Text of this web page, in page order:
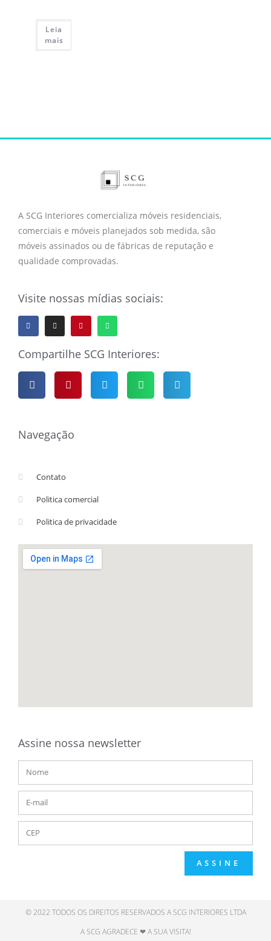
Leia
mais
A SCG Interiores comercializa móveis residenciais,
comerciais e móveis planejados sob medida, são
móveis assinados ou de fábricas de reputação e
qualidade comprovadas.
Visite nossas mídias sociais:
Compartilhe SCG Interiores:
Navegação
Contato
Politica comercial
Politica de privacidade
Assine nossa newsletter
ASSINE
© 2022 TODOS OS DIREITOS RESERVADOS A SCG INTERIORES LTDA
A SCG AGRADECE ❤ A SUA VISITA!